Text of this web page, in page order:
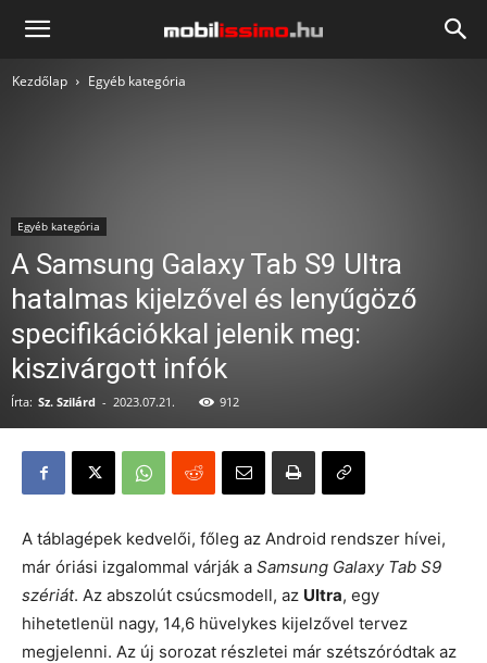
Mobilissimo.hu
Kezdőlap Egyéb kategória
Egyéb kategória
A Samsung Galaxy Tab S9 Ultra
hatalmas kijelzővel és lenyűgöző
specifikációkkal jelenik meg:
kiszivárgott infók
Írta: Sz. Szilárd - 2023.07.21. 912
A táblagépek kedvelői, főleg az Android rendszer hívei,
már óriási izgalommal várják a Samsung Galaxy Tab S9
szériát. Az abszolút csúcsmodell, az Ultra, egy
hihetetlenül nagy, 14,6 hüvelykes kijelzővel tervez
megjelenni. Az új sorozat részletei már szétszóródtak az